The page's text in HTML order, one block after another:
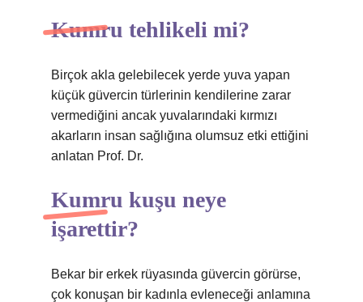
Kumru tehlikeli mi?
Birçok akla gelebilecek yerde yuva yapan
küçük güvercin türlerinin kendilerine zarar
vermediğini ancak yuvalarındaki kırmızı
akarların insan sağlığına olumsuz etki ettiğini
anlatan Prof. Dr.
Kumru kuşu neye
işarettir?
Bekar bir erkek rüyasında güvercin görürse,
çok konuşan bir kadınla evleneceği anlamına